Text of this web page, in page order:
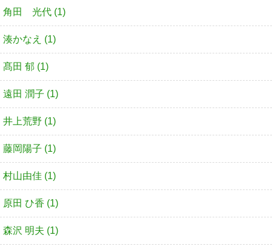
角田 光代 (1)
湊かなえ (1)
髙田 郁 (1)
遠田 潤子 (1)
井上荒野 (1)
藤岡陽子 (1)
村山由佳 (1)
原田 ひ香 (1)
森沢 明夫 (1)